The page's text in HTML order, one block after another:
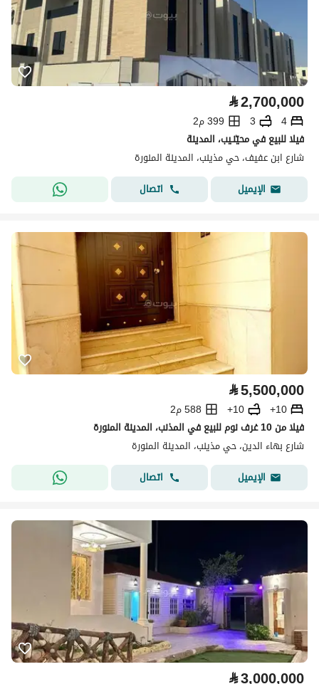
⃁2,700,000
4
3
399 م2
فيلا للبيع في محيّنـيب، المدينة
شارع ابن عفيف، حي مذينب، المدينة المنورة
الإيميل
اتصال
⃁5,500,000
10+
10+
588 م2
فيلا من 10 غرف نوم للبيع في المذنب، المدينة المنورة
شارع بهاء الدين، حي مذينب، المدينة المنورة
الإيميل
اتصال
⃁3,000,000